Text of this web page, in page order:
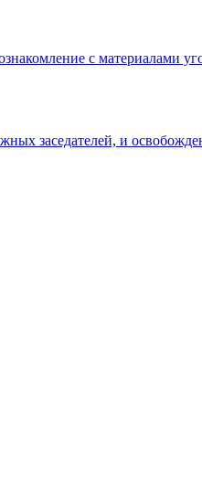
с материалами
заседателей, и